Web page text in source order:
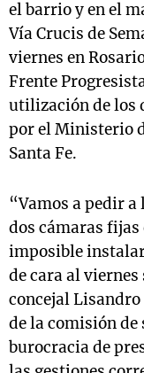
el barrio y en el
Vía Crucis de
viernes en
Frente
utilización de los
por el Ministerio
Santa Fe.
“Vamos a pedir
dos cámaras fijas
imposible
de cara al
concejal Lisandro
de la comisión
burocracia de